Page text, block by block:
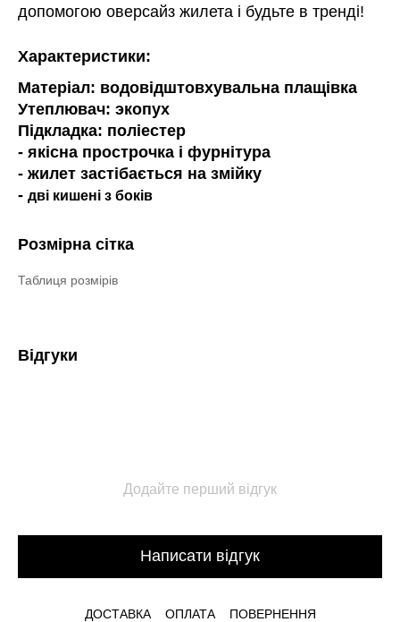
допомогою оверсайз жилета і будьте в тренді!
Характеристики:
Матеріал: водовідштовхувальна плащівка
Утеплювач: экопух
Підкладка: поліестер
- якісна прострочка і фурнітура
- жилет застібається на змійку
-дві кишені з боків
Розмірна сітка
Таблиця розмірів
Відгуки
Додайте перший відгук
Написати відгук
ДОСТАВКА ОПЛАТА ПОВЕРНЕННЯ